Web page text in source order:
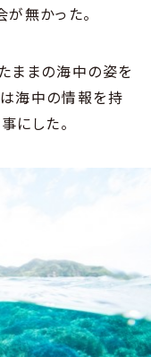
無かった。
ままの海中の姿を
海中の情報を持
にした。